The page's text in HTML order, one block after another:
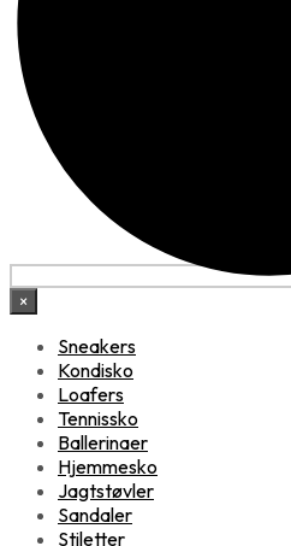
×
Sneakers
Kondisko
Loafers
Tennissko
Ballerinaer
Hjemmesko
Jagtstøvler
Sandaler
Stiletter